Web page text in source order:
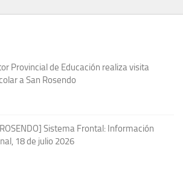
Provincial de Educación realiza visita
a San Rosendo
Sistema Frontal: Información
18 de julio 2026